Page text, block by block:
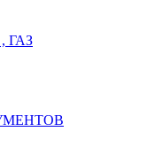
ГАЗ